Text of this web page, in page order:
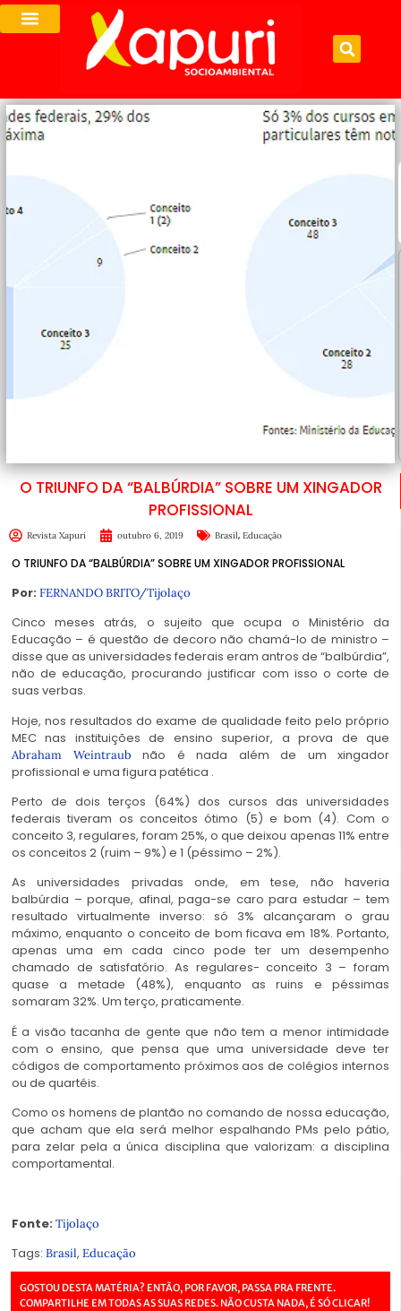
O TRIUNFO DA “BALBÚRDIA” SOBRE UM XINGADOR
PROFISSIONAL
Revista Xapuri outubro 6, 2019 Brasil, Educação
O TRIUNFO DA “BALBÚRDIA” SOBRE UM XINGADOR PROFISSIONAL
Por: FERNANDO BRITO/Tijolaço
Cinco meses atrás, o sujeito que ocupa o Ministério da
Educação – é questão de decoro não chamá-lo de ministro –
disse que as universidades federais eram antros de “balbúrdia”,
não de educação, procurando justificar com isso o corte de
suas verbas.
Hoje, nos resultados do exame de qualidade feito pelo próprio
MEC nas instituições de ensino superior, a prova de que
Abraham Weintraub não é nada além de um xingador
profissional e uma figura patética .
Perto de dois terços (64%) dos cursos das universidades
federais tiveram os conceitos ótimo (5) e bom (4). Com o
conceito 3, regulares, foram 25%, o que deixou apenas 11% entre
os conceitos 2 (ruim – 9%) e 1 (péssimo – 2%).
As universidades privadas onde, em tese, não haveria
balbúrdia – porque, afinal, paga-se caro para estudar – tem
resultado virtualmente inverso: só 3% alcançaram o grau
máximo, enquanto o conceito de bom ficava em 18%. Portanto,
apenas uma em cada cinco pode ter um desempenho
chamado de satisfatório. As regulares- conceito 3 – foram
quase a metade (48%), enquanto as ruins e péssimas
somaram 32%. Um terço, praticamente.
É a visão tacanha de gente que não tem a menor intimidade
com o ensino, que pensa que uma universidade deve ter
códigos de comportamento próximos aos de colégios internos
ou de quartéis.
Como os homens de plantão no comando de nossa educação,
que acham que ela será melhor espalhando PMs pelo pátio,
para zelar pela a única disciplina que valorizam: a disciplina
comportamental.
Fonte: Tijolaço
Tags: Brasil, Educação
GOSTOU DESTA MATÉRIA? ENTÃO, POR FAVOR, PASSA PRA FRENTE.
COMPARTILHE EM TODAS AS SUAS REDES. NÃO CUSTA NADA, É SÓ CLICAR!